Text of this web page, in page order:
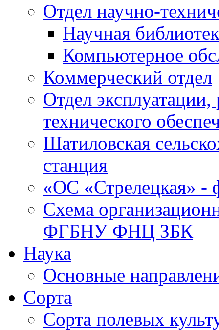
Отдел научно-
Научная
Компьютерное
Коммерческий отдел
Отдел
технического
Шатиловская
станция
«ОС «Стрелецкая»
Схема
ФГБНУ ФНЦ ЗБК
Наука
Основные
Сорта
Сорта полевых